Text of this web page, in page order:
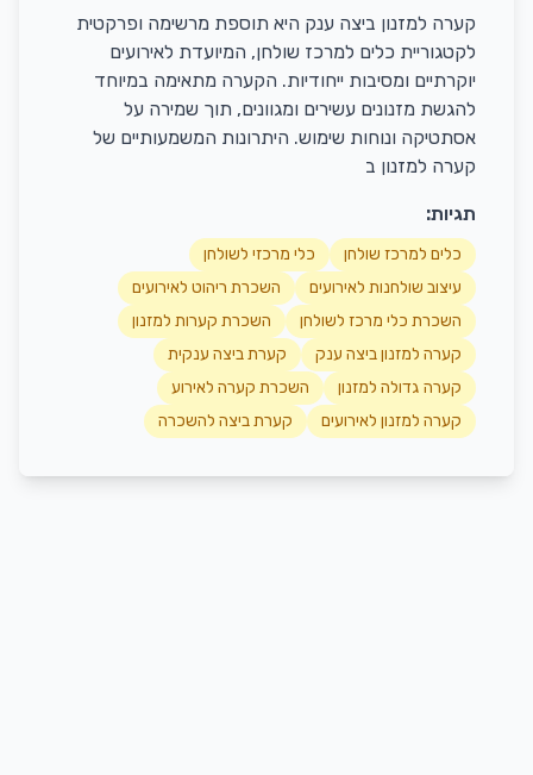
קערה למזנון ביצה ענק היא תוספת מרשימה ופרקטית
לקטגוריית כלים למרכז שולחן, המיועדת לאירועים
יוקרתיים ומסיבות ייחודיות. הקערה מתאימה במיוחד
להגשת מזנונים עשירים ומגוונים, תוך שמירה על
אסתטיקה ונוחות שימוש. היתרונות המשמעותיים של
קערה למזנון ב
תגיות:
כלים למרכז שולחן
כלי מרכזי לשולחן
עיצוב שולחנות לאירועים
השכרת ריהוט לאירועים
השכרת כלי מרכז לשולחן
השכרת קערות למזנון
קערה למזנון ביצה ענק
קערת ביצה ענקית
קערה גדולה למזנון
השכרת קערה לאירוע
קערה למזנון לאירועים
קערת ביצה להשכרה